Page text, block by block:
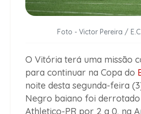
Foto - Victor Pereira /
O Vitória terá uma missão
para continuar na Copa do
noite desta segunda-feira
Negro baiano foi
Athletico-PR por 2 a 0, na